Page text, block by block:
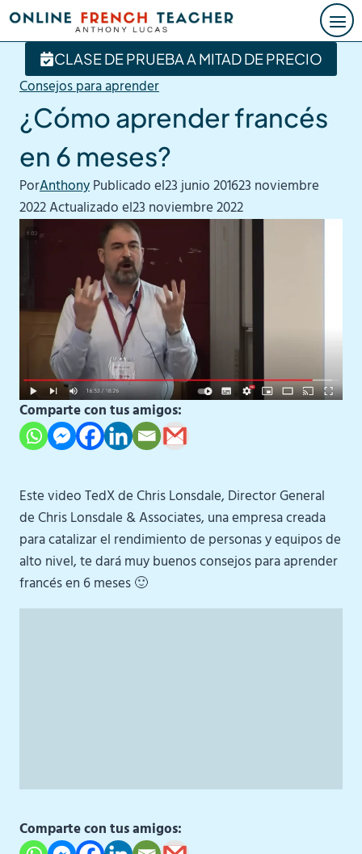
Saltar
contenidoCLASE DE PRUEBA A MITAD DE PRECIO
Consejos para aprender
¿Cómo aprender francés
en 6 meses?
PorAnthonyPublicado el23 junio 201623 noviembre
2022Actualizado el23 noviembre 2022
Comparte con tus amigos:
Este video TedX de Chris Lonsdale, Director General
de Chris Lonsdale & Associates, una empresa creada
para catalizar el rendimiento de personas y equipos de
alto nivel, te dará muy buenos consejos para aprender
francés en 6 meses 🙂
Comparte con tus amigos: